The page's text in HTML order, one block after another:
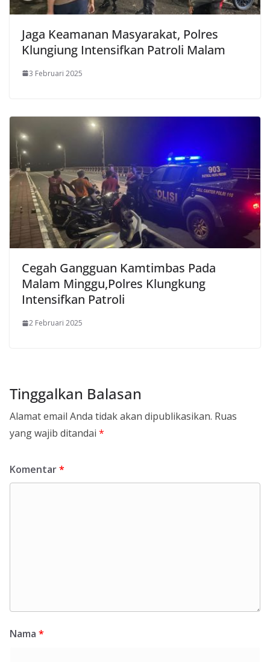
Jaga Keamanan Masyarakat, Polres
Klungiung Intensifkan Patroli Malam
3 Februari 2025
Cegah Gangguan Kamtimbas Pada
Malam Minggu,Polres Klungkung
Intensifkan Patroli
2 Februari 2025
Tinggalkan Balasan
Alamat email Anda tidak akan dipublikasikan. Ruas
yang wajib ditandai *
Komentar*
Nama *